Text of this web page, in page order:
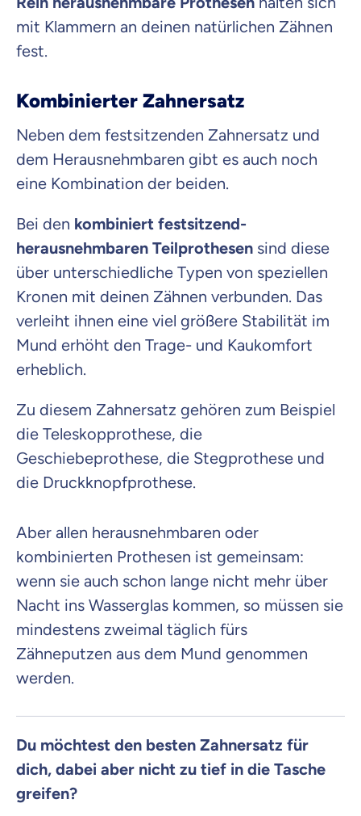
mit Klammern an deinen natürlichen Zähnen
fest.
Kombinierter Zahnersatz
Neben dem festsitzenden Zahnersatz und
dem Herausnehmbaren gibt es auch noch
eine Kombination der beiden.
Bei den kombiniert festsitzend-
herausnehmbaren Teilprothesen sind diese
über unterschiedliche Typen von speziellen
Kronen mit deinen Zähnen verbunden. Das
verleiht ihnen eine viel größere Stabilität im
Mund erhöht den Trage- und Kaukomfort
erheblich.
Zu diesem Zahnersatz gehören zum Beispiel
die Teleskopprothese, die
Geschiebeprothese, die Stegprothese und
die Druckknopfprothese.
Aber allen herausnehmbaren oder
kombinierten Prothesen ist gemeinsam:
wenn sie auch schon lange nicht mehr über
Nacht ins Wasserglas kommen, so müssen sie
mindestens zweimal täglich fürs
Zähneputzen aus dem Mund genommen
werden.
Du möchtest den besten Zahnersatz für
dich, dabei aber nicht zu tief in die Tasche
greifen?